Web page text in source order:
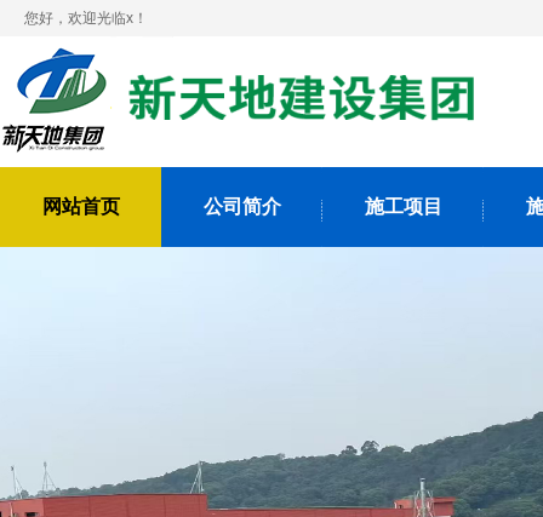
您好，欢迎光临x！
网站首页 公司简介 施工项目